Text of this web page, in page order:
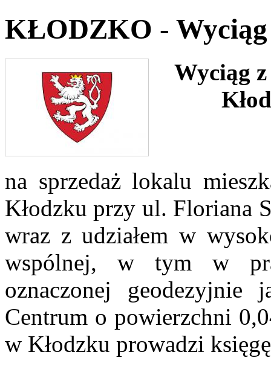
KŁODZKO - Wyciąg
Wyciąg
na sprzedaż lokalu
Kłodzku przy ul. Floriana
wraz z udziałem w
wspólnej, w tym w
oznaczonej
Centrum o powierzchni
w Kłodzku prowadzi